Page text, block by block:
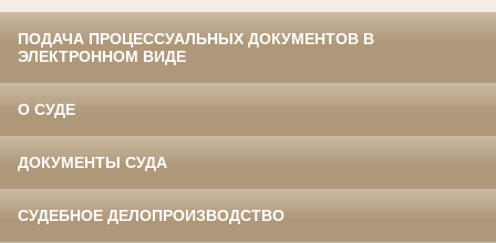
ПОДАЧА ПРОЦЕССУАЛЬНЫХ ДОКУМЕНТОВ В
ЭЛЕКТРОННОМ ВИДЕ
О СУДЕ
ДОКУМЕНТЫ СУДА
СУДЕБНОЕ ДЕЛОПРОИЗВОДСТВО